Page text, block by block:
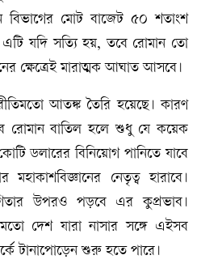
বিভাগের মোট বাজেট ৫০ শতাংশ
এটি যদি সত্যি হয়, তবে রোমান তো
ক্ষেত্রেই মারাত্মক আঘাত আসবে।
আতঙ্ক তৈরি হয়েছে। কারণ
রোমান বাতিল হলে শুধু যে কয়েক
ডলারের বিনিয়োগ পানিতে যাবে
নেতৃত্ব হারাবে।
উপরও পড়বে এর কুপ্রভাব।
দেশ যারা নাসার সঙ্গে এইসব
টানাপোড়েন শুরু হতে পারে।